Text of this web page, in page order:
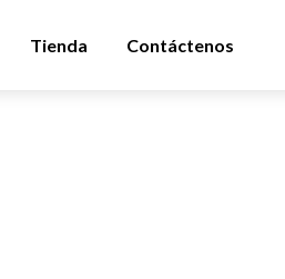
Tienda Contáctenos